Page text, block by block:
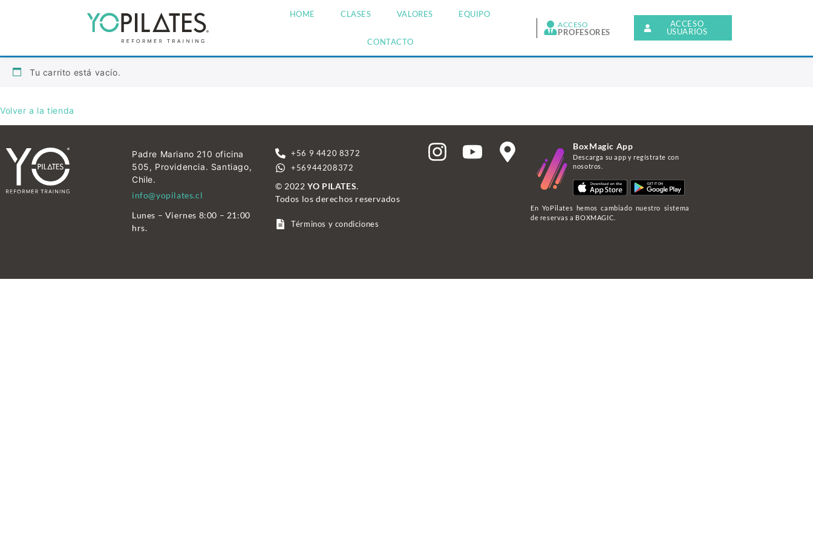
HOME CLASES VALORES EQUIPO
CONTACTO
ACCESO
PROFESORES
ACCESO
USUARIOS
Tu carrito está vacío.
Volver a la tienda
Padre Mariano 210 oficina
505, Providencia. Santiago,
Chile.
info@yopilates.cl
Lunes – Viernes 8:00 – 21:00
hrs.
+56 9 4420 8372
+56944208372
© 2022YO PILATES.
Todos los derechos reservados
Términos y condiciones
BoxMagic App
Descarga su app y regístrate con
nosotros.
En YoPilates hemos cambiado nuestro sistema
de reservas a BOXMAGIC.